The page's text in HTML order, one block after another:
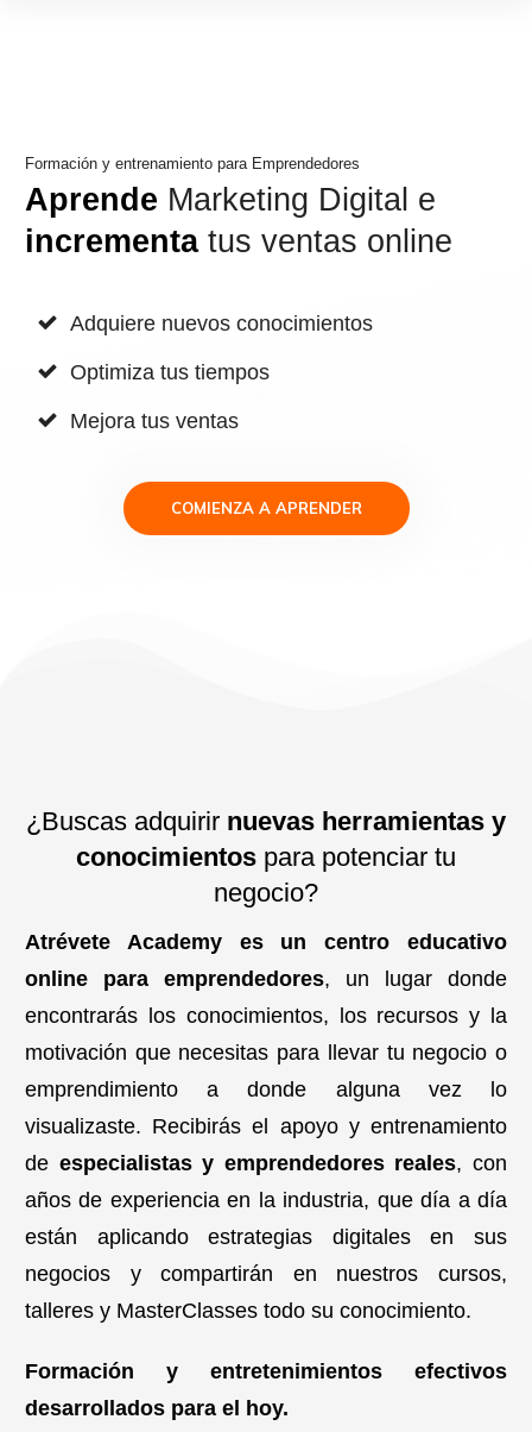
Formación y entrenamiento para Emprendedores
Aprende Marketing Digital e
incrementa tus ventas online
Adquiere nuevos conocimientos
Optimiza tus tiempos
Mejora tus ventas
COMIENZA A APRENDER
¿Buscas adquirir nuevas herramientas y
conocimientos para potenciar tu
negocio?
Atrévete Academy es un centro educativo
online para emprendedores, un lugar donde
encontrarás los conocimientos, los recursos y la
motivación que necesitas para llevar tu negocio o
emprendimiento a donde alguna vez lo
visualizaste. Recibirás el apoyo y entrenamiento
de especialistas y emprendedores reales, con
años de experiencia en la industria, que día a día
están aplicando estrategias digitales en sus
negocios y compartirán en nuestros cursos,
talleres y MasterClasses todo su conocimiento.
Formación y entretenimientos efectivos
desarrollados para el hoy.